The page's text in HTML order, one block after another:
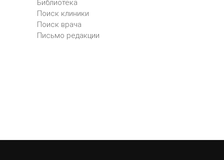
Библиотека
Поиск клиники
Поиск врача
Письмо редакции